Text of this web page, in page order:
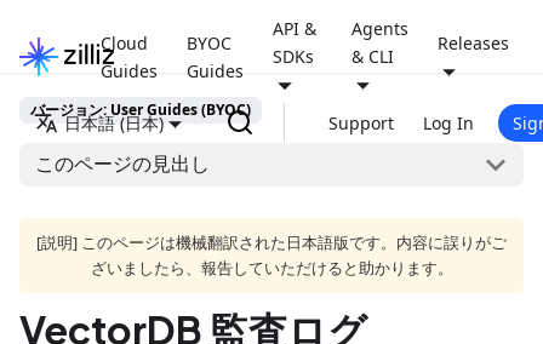
Cloud
Guides
BYOC
Guides
API &
SDKs
Agents
& CLI
Releases
日本語 (日本) Support Log In
バージョン: User Guides (BYOC)
このページの見出し
[説明] このページは機械翻訳された日本語版です。内容に誤りがご
ざいましたら、報告していただけると助かります。
VectorDB 監査ログ